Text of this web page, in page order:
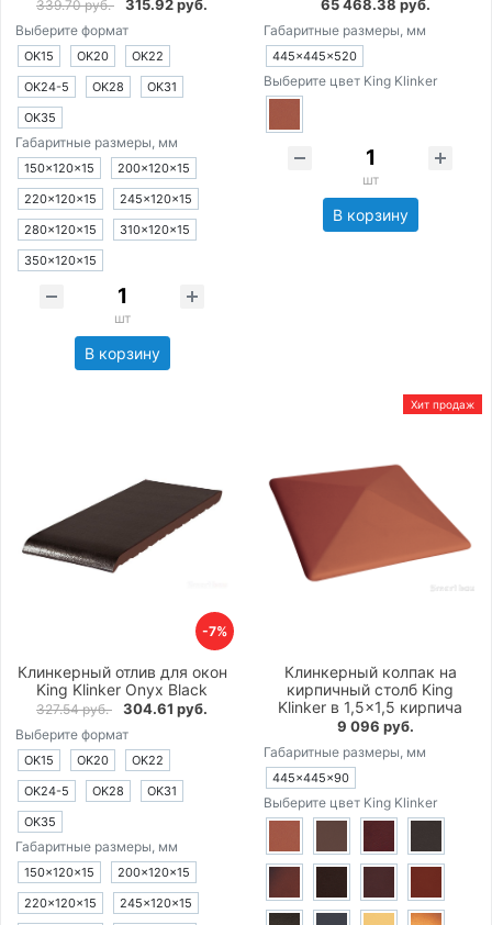
339.70 руб. 315.92 руб.
Выберите формат
OK15 OK20
OK22
OK24-5
OK28
OK31
OK35
Габаритные размеры, мм
150×120×15
200×120×15
220×120×15
245×120×15
280×120×15
310×120×15
350×120×15
шт
В корзину
65 468.38 руб.
Габаритные размеры, мм
445×445×520
Выберите цвет King Klinker
шт
В корзину
-7%
Клинкерный отлив для окон
King Klinker Onyx Black
327.54 руб. 304.61 руб.
Выберите формат
OK15 OK20
OK22
OK24-5
OK28
OK31
OK35
Габаритные размеры, мм
150×120×15
200×120×15
220×120×15
245×120×15
Хит продаж
Клинкерный колпак на
кирпичный столб King
Klinker в 1,5×1,5 кирпича
9 096 руб.
Габаритные размеры, мм
445×445×90
Выберите цвет King Klinker